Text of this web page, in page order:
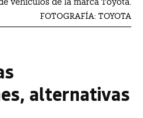
FOTOGRAFÍA: TOYOTA
alternativas